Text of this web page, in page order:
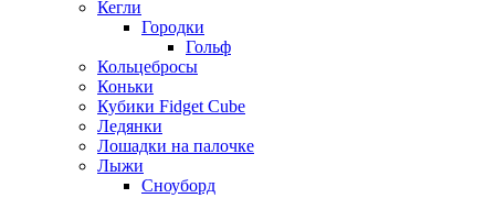
Кегли
Городки
Гольф
Кольцебросы
Коньки
Кубики Fidget Cube
Ледянки
Лошадки на палочке
Лыжи
Сноуборд